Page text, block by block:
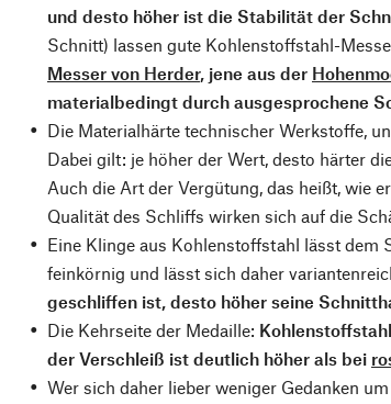
und desto höher ist die Stabilität der
Schnitt) lassen gute Kohlenstoffstahl-
Messer von Herder, jene aus der
materialbedingt durch ausgesprochene
Die Materialhärte technischer Werkstoffe,
Dabei gilt: je höher der Wert, desto härter
Auch die Art der Vergütung, das heißt, wie
Qualität des Schliffs wirken sich auf die
Eine Klinge aus Kohlenstoffstahl lässt dem
feinkörnig und lässt sich daher
geschliffen ist, desto höher seine
Die Kehrseite der Medaille:
der Verschleiß ist deutlich höher als bei
Wer sich daher lieber weniger Gedanken